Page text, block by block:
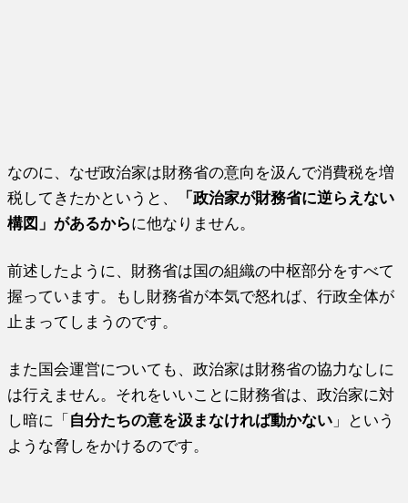
なのに、なぜ政治家は財務省の意向を汲んで消費税を増
税してきたかというと、
「政治家が財務省に逆らえない
構図」があるからに他なりません。
前述したように、財務省は国の組織の中枢部分をすべて
握っています。もし財務省が本気で怒れば、行政全体が
止まってしまうのです。
また国会運営についても、政治家は財務省の協力なしに
は行えません。それをいいことに財務省は、政治家に対
し暗に「 自分たちの意を汲まなければ動かない 」という
ような脅しをかけるのです。